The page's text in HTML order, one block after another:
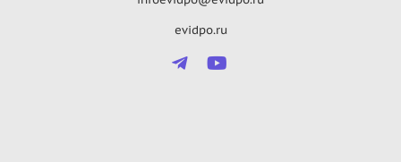
evidpo.ru